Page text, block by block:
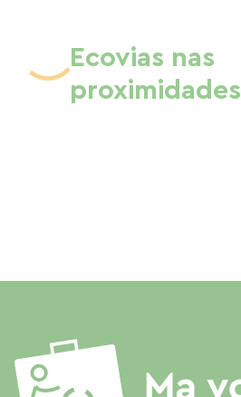
Ecovias nas
proximidades